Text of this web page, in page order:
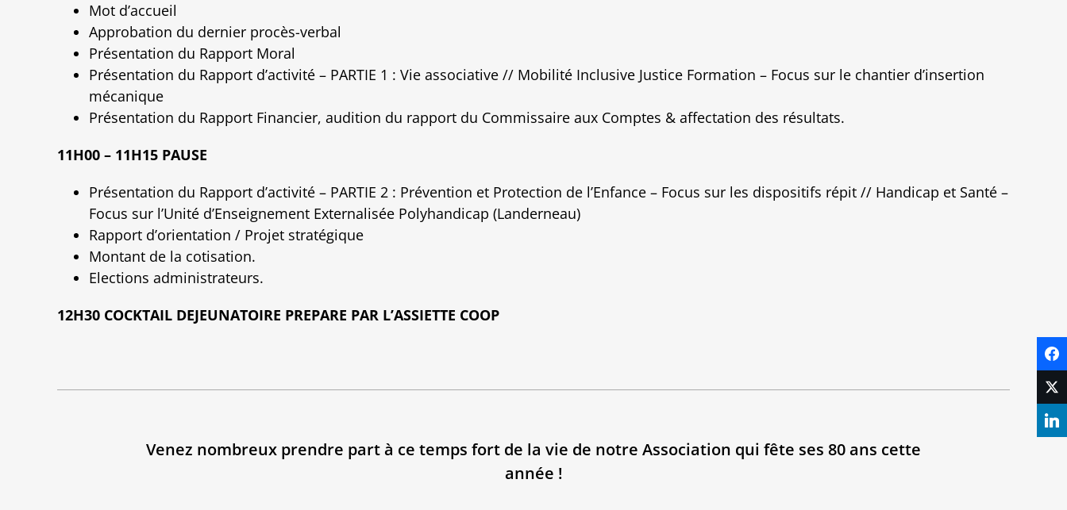
Mot d’accueil
Approbation du dernier procès-verbal
Présentation du Rapport Moral
Présentation du Rapport d’activité – PARTIE 1 : Vie associative // Mobilité Inclusive Justice Formation – Focus sur le chantier d’insertion
mécanique
Présentation du Rapport Financier, audition du rapport du Commissaire aux Comptes & affectation des résultats.
11H00 – 11H15 PAUSE
Présentation du Rapport d’activité – PARTIE 2 : Prévention et Protection de l’Enfance – Focus sur les dispositifs répit // Handicap et Santé –
Focus sur l’Unité d’Enseignement Externalisée Polyhandicap (Landerneau)
Rapport d’orientation / Projet stratégique
Montant de la cotisation.
Elections administrateurs.
12H30 COCKTAIL DEJEUNATOIRE PREPARE PAR L’ASSIETTE COOP
Venez nombreux prendre part à ce temps fort de la vie de notre Association qui fête ses 80 ans cette
année !